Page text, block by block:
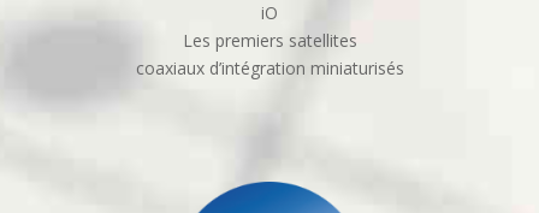
iO
Les premiers satellites
coaxiaux d’intégration miniaturisés